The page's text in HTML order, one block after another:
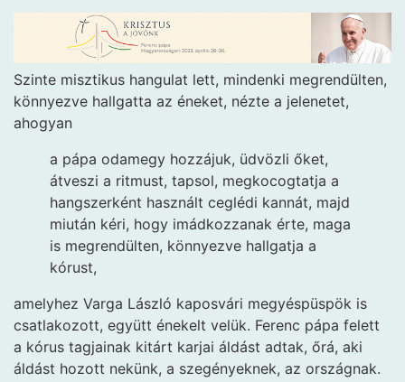
Szinte misztikus hangulat lett, mindenki megrendülten,
könnyezve hallgatta az éneket, nézte a jelenetet,
ahogyan
a pápa odamegy hozzájuk, üdvözli őket,
átveszi a ritmust, tapsol, megkocogtatja a
hangszerként használt ceglédi kannát, majd
miután kéri, hogy imádkozzanak érte, maga
is megrendülten, könnyezve hallgatja a
kórust,
amelyhez Varga László kaposvári megyéspüspök is
csatlakozott, együtt énekelt velük. Ferenc pápa felett
a kórus tagjainak kitárt karjai áldást adtak, őrá, aki
áldást hozott nekünk, a szegényeknek, az országnak.